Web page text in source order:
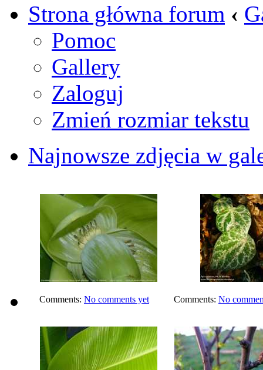
Strona główna forum ‹
Pomoc
Gallery
Zaloguj
Zmień rozmiar tekstu
Najnowsze zdjęcia w
Comments: No comments yet Comments: No